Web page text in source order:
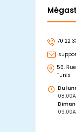
70 22
56,
Tunis
Du